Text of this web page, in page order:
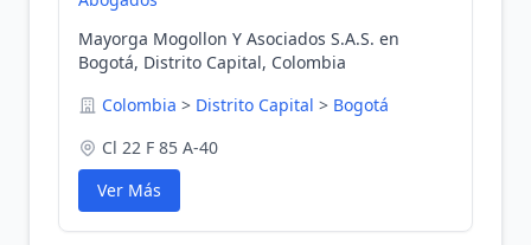
Mayorga Mogollon Y Asociados S.A.S. en
Bogotá, Distrito Capital, Colombia
Colombia > Distrito Capital > Bogotá
Cl 22 F 85 A-40
Ver Más